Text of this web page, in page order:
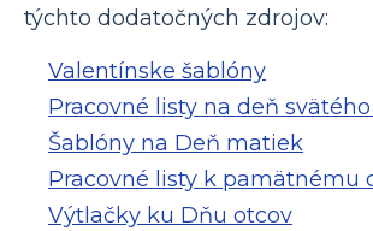
týchto dodatočných zdrojov:
Valentínske šablóny
Pracovné listy na deň
Šablóny na Deň matiek
Pracovné listy k pamätnému
Výtlačky ku Dňu otcov